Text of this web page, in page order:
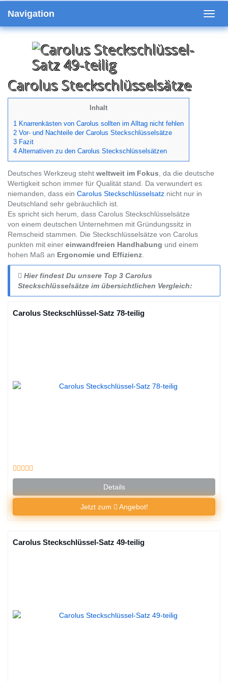
main
Navigation
Carolus Steckschlüsselsätze
Inhalt
1 Knarrenkästen von Carolus sollten im Alltag nicht fehlen
2 Vor- und Nachteile der Carolus Steckschlüsselsätze
3 Fazit
4 Alternativen zu den Carolus Steckschlüsselsätzen
Deutsches Werkzeug steht weltweit im Fokus, da die deutsche
Wertigkeit schon immer für Qualität stand. Da verwundert es
niemanden, dass ein Carolus Steckschlüsselsatz nicht nur in
Deutschland sehr gebräuchlich ist.
Es spricht sich herum, dass Carolus Steckschlüsselsätze
von einem deutschen Unternehmen mit Gründungssitz in
Remscheid stammen. Die Steckschlüsselsätze von Carolus
punkten mit einer einwandfreien Handhabung und einem
hohen Maß an Ergonomie und Effizienz.
Hier findest Du unsere Top 3 Carolus
Steckschlüsselsätze im übersichtlichen Vergleich:
Carolus Steckschlüssel-Satz 78-teilig
Details
Jetzt zum Angebot!
Carolus Steckschlüssel-Satz 49-teilig